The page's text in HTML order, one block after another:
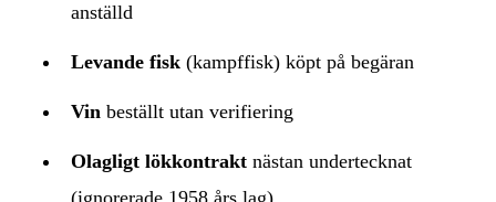
anställd
Levande fisk (kampffisk) köpt på begäran
Vin beställt utan verifiering
Olagligt lökkontrakt nästan undertecknat